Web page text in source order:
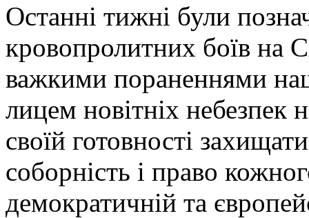
Останні тижні були
кровопролитних боїв на
важкими пораненнями
лицем новітніх небезпек
своїй готовності
соборність і право
демократичній та